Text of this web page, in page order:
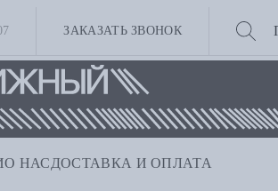
ЗАКАЗАТЬ ЗВОНОК
О НАС ДОСТАВКА И ОПЛАТА